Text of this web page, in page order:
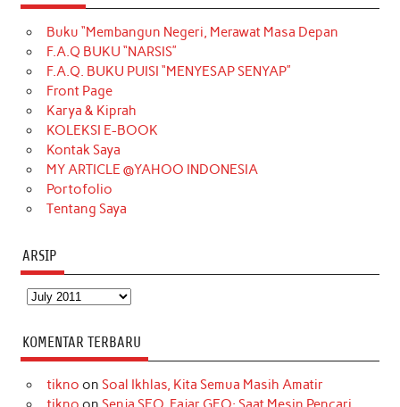
e
b
o
o
k
t
a
g
r
a
m
T
o
k
t
e
r
k
e
d
t
t
e
T
u
b
Buku “Membangun Negeri, Merawat Masa Depan
F.A.Q BUKU “NARSIS”
F.A.Q. BUKU PUISI “MENYESAP SENYAP”
Front Page
Karya & Kiprah
KOLEKSI E-BOOK
Kontak Saya
MY ARTICLE @YAHOO INDONESIA
Portofolio
Tentang Saya
ARSIP
Arsip
KOMENTAR TERBARU
tikno on Soal Ikhlas, Kita Semua Masih Amatir